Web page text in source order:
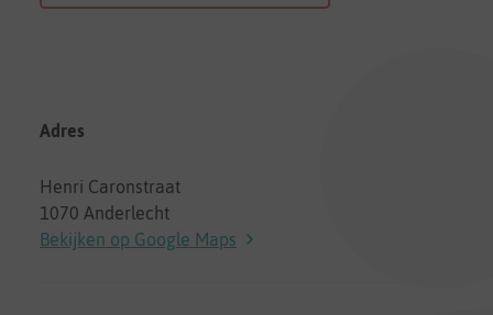
Adres
Henri Caronstraat
1070 Anderlecht
Bekijken op Google Maps